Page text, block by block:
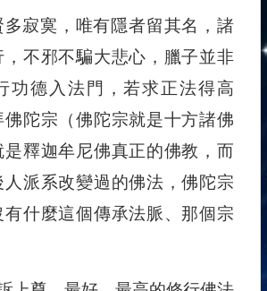
多寂寞，唯有隱者留其名，諸
不邪不騙大悲心，臘子並非
功德入法門，若求正法得高
陀宗（佛陀宗就是十方諸佛
是釋迦牟尼佛真正的佛教，而
派系改變過的佛法，佛陀宗
有什麼這個傳承法脈、那個宗